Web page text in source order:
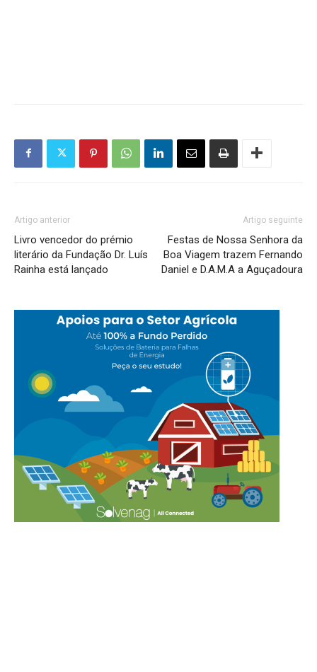
Artigo anterior
Livro vencedor do prémio
literário da Fundação Dr. Luís
Rainha está lançado
Artigo seguinte
Festas de Nossa Senhora da
Boa Viagem trazem Fernando
Daniel e D.A.M.A a Aguçadoura